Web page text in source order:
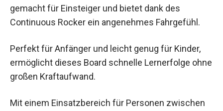
gemacht für Einsteiger und bietet dank des
Continuous Rocker ein angenehmes Fahrgefühl.
Perfekt für Anfänger und leicht genug für Kinder,
ermöglicht dieses Board schnelle Lernerfolge ohne
großen Kraftaufwand.
Mit einem Einsatzbereich für Personen zwischen